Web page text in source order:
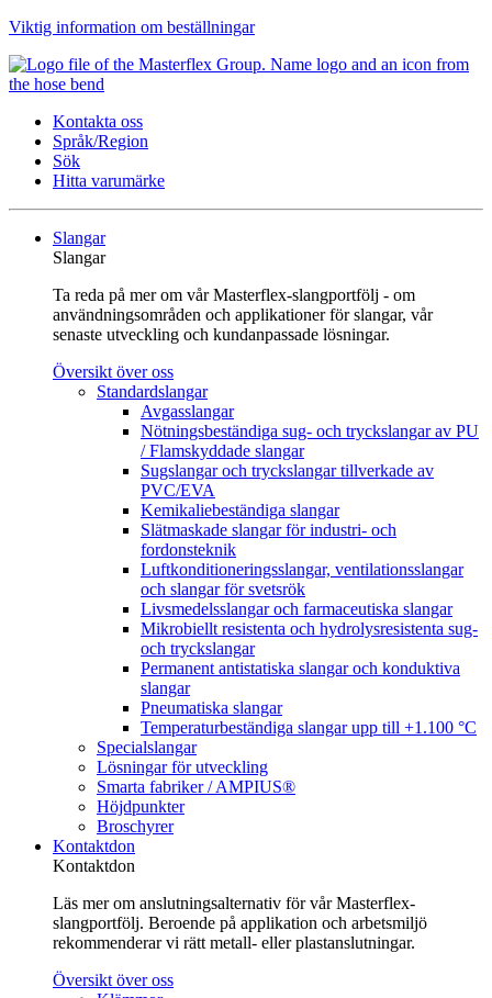
Viktig information om beställningar
Kontakta oss
Språk/Region
Sök
Hitta varumärke
Slangar
Slangar
Ta reda på mer om vår Masterflex-slangportfölj - om
användningsområden och applikationer för slangar, vår
senaste utveckling och kundanpassade lösningar.
Översikt över oss
Standardslangar
Avgasslangar
Nötningsbeständiga sug- och tryckslangar av PU
/ Flamskyddade slangar
Sugslangar och tryckslangar tillverkade av
PVC/EVA
Kemikaliebeständiga slangar
Slätmaskade slangar för industri- och
fordonsteknik
Luftkonditioneringsslangar, ventilationsslangar
och slangar för svetsrök
Livsmedelsslangar och farmaceutiska slangar
Mikrobiellt resistenta och hydrolysresistenta sug-
och tryckslangar
Permanent antistatiska slangar och konduktiva
slangar
Pneumatiska slangar
Temperaturbeständiga slangar upp till +1.100 °C
Specialslangar
Lösningar för utveckling
Smarta fabriker / AMPIUS®
Höjdpunkter
Broschyrer
Kontaktdon
Kontaktdon
Läs mer om anslutningsalternativ för vår Masterflex-
slangportfölj. Beroende på applikation och arbetsmiljö
rekommenderar vi rätt metall- eller plastanslutningar.
Översikt över oss